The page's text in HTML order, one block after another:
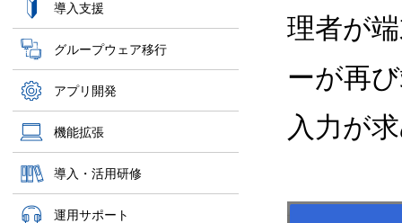
導入支援
グループウェア移行
アプリ開発
機能拡張
導入・活用研修
運用サポート
理者が
ーが再
入力が